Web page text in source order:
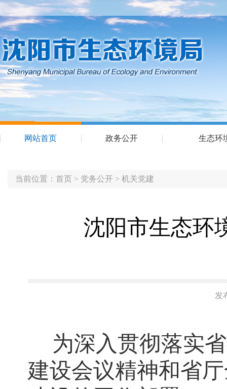
网站首页 政务公开 生态环
当前位置： 首页 > 党务公开 > 机关党建
沈阳市生态环
发
为深入贯彻落实
建设会议精神和省